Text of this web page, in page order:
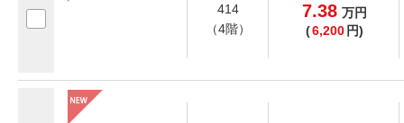
414
（4階）
7.38 万円
(6,200 円)